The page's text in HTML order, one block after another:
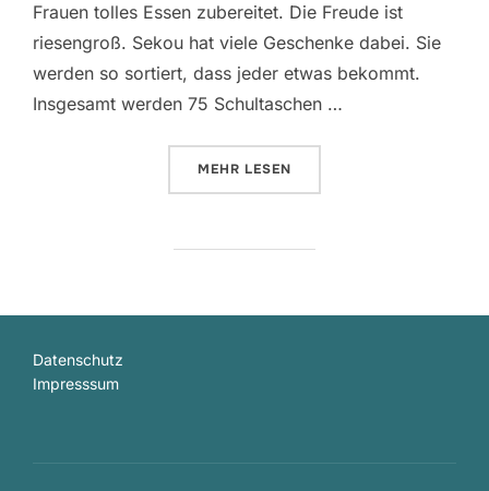
Frauen tolles Essen zubereitet. Die Freude ist
riesengroß. Sekou hat viele Geschenke dabei. Sie
werden so sortiert, dass jeder etwas bekommt.
Insgesamt werden 75 Schultaschen …
MEHR ÜBER „DER GROSSE TAG DER
LESEN
Datenschutz
Impresssum